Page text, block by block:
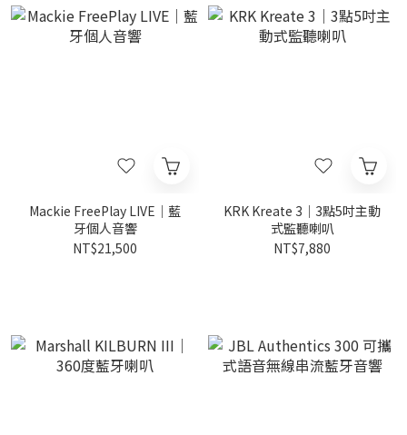
Mackie FreePlay LIVE｜藍
牙個人音響
NT$21,500
KRK Kreate 3｜3點5吋主動
式監聽喇叭
NT$7,880